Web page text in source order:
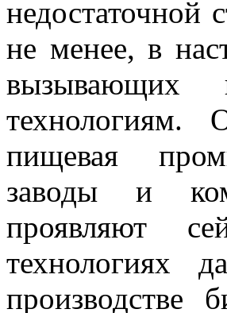
недостаточной
не менее, в
вызывающих
пищевая
заводы и
проявляют
технологиях
производстве